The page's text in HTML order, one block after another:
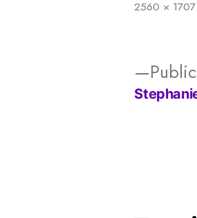
Full
2560 × 1707